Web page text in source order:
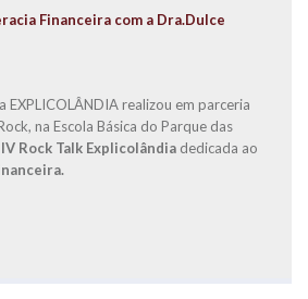
Financeira com a Dra.Dulce
EXPLICOLÂNDIA realizou em parceria
na Escola Básica do Parque das
IV Rock Talk Explicolândia dedicada ao